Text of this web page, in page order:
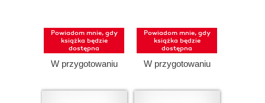
Powiadom mnie, gdy
książka będzie
dostępna
W przygotowaniu
Powiadom mnie, gdy
książka będzie
dostępna
W przygotowaniu